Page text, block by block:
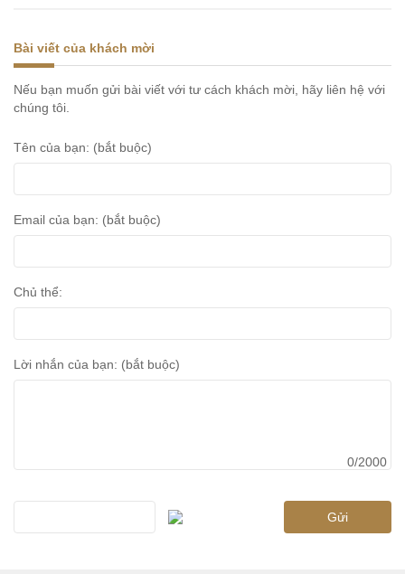
Bài viết của khách mời
Nếu bạn muốn gửi bài viết với tư cách khách mời, hãy liên hệ với
chúng tôi.
Tên của bạn: (bắt buộc)
Email của bạn: (bắt buộc)
Chủ thể:
Lời nhắn của bạn: (bắt buộc)
0/2000